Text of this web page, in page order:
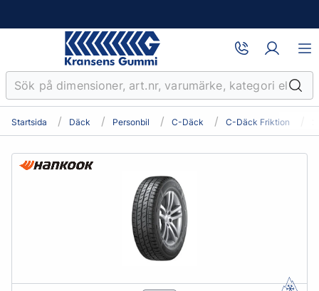
Startsida Däck Personbil C-Däck C-Däck Friktion